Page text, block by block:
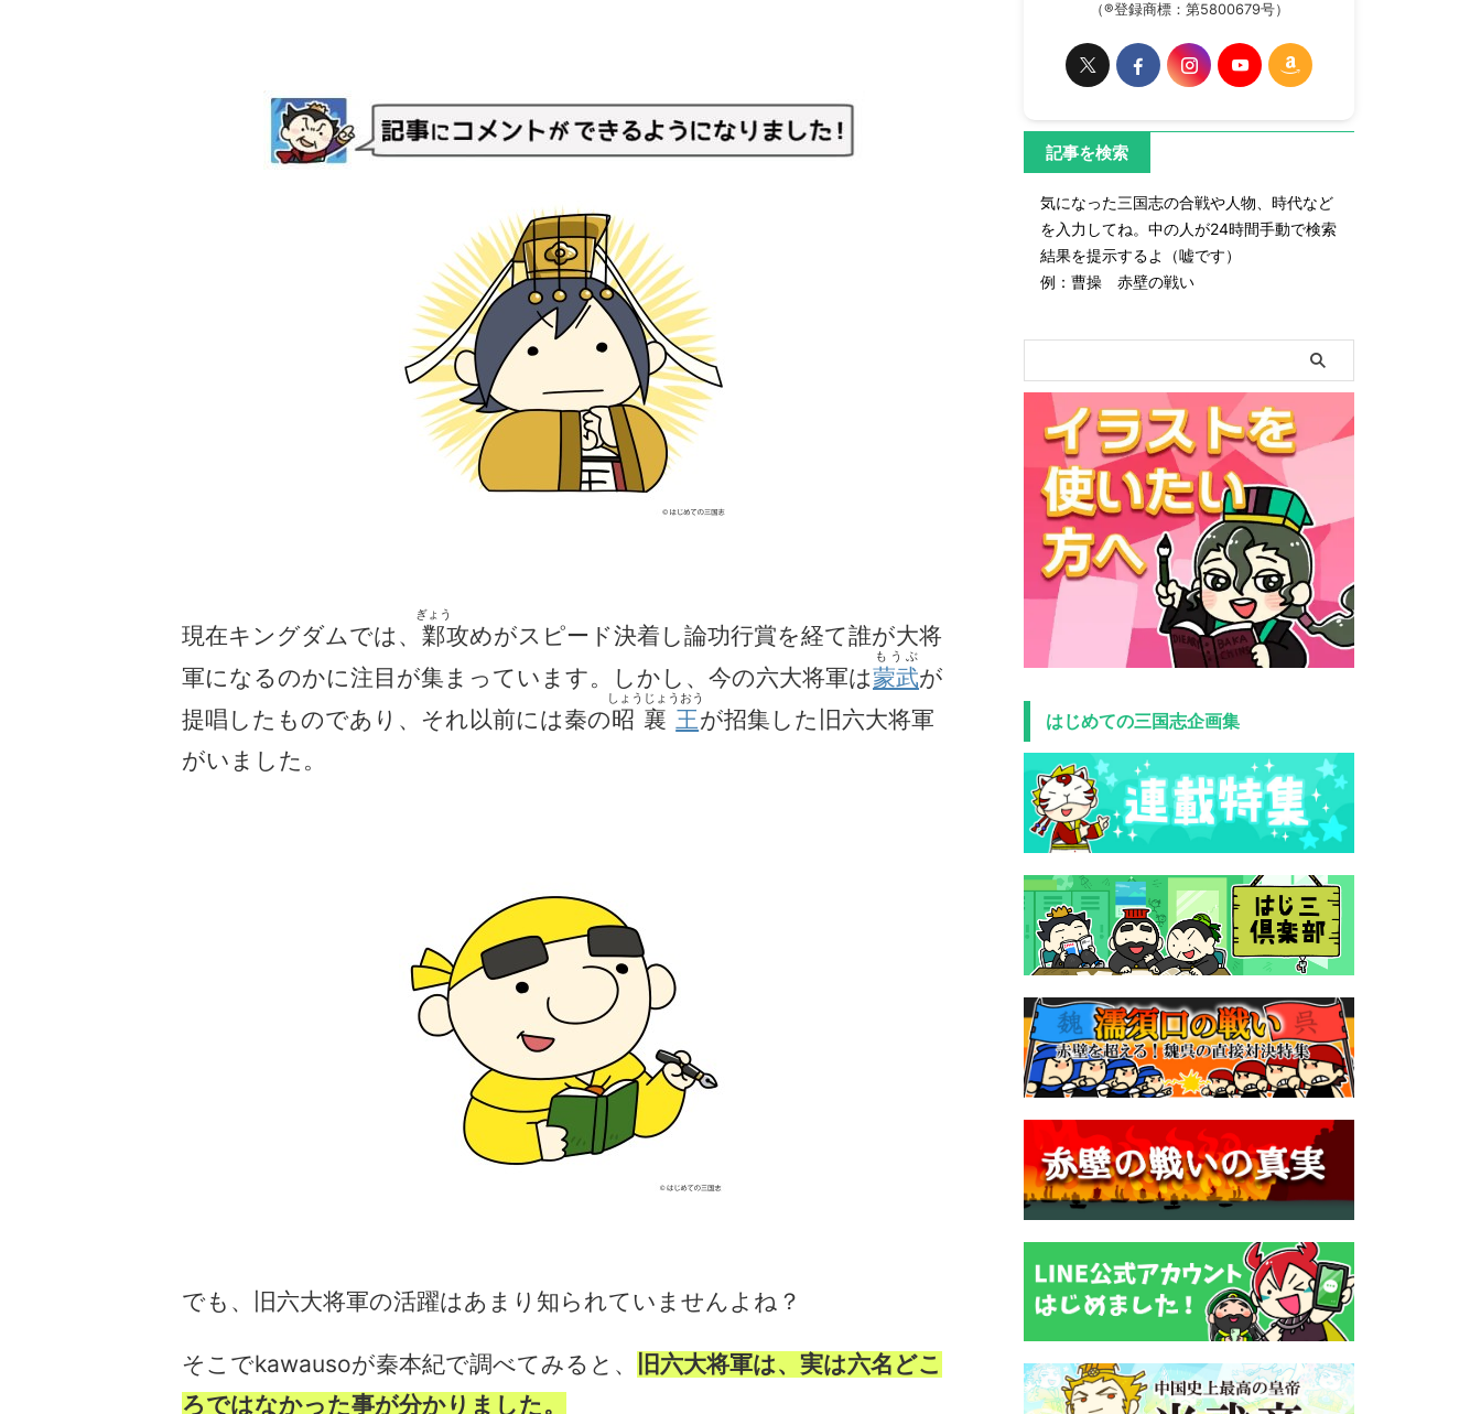
現在キングダムでは、 鄴
ぎょう
攻めがスピード決着し論功行賞を経て誰が大将
軍になるのかに注目が集まっています。しかし、今の六大将軍は蒙武
もうぶ
が
提唱したものであり、それ以前には秦の昭襄王
しょうじょうおう
が招集した旧六大将軍
がいました。
でも、旧六大将軍の活躍はあまり知られていませんよね？
そこでkawausoが秦本紀で調べてみると、
旧六大将軍は、実は六名どこ
ろではなかった事が分かりました。
（®登録商標：第5800679号）
記事を検索
気になった三国志の合戦や人物、時代など
を入力してね。中の人が24時間手動で検索
結果を提示するよ（嘘です）
例：曹操 赤壁の戦い
はじめての三国志企画集